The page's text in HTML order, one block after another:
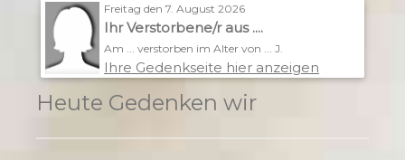
Freitag den 7. August 2026
Ihr Verstorbene/r aus ....
Am ... verstorben im Alter von ... J.
Ihre Gedenkseite hier anzeigen
Heute Gedenken wir